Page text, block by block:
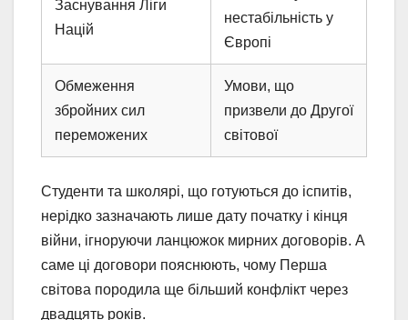
Заснування Ліги
Націй
нестабільність у
Європі
Обмеження
збройних сил
переможених
Умови, що
призвели до Другої
світової
Студенти та школярі, що готуються до іспитів,
нерідко зазначають лише дату початку і кінця
війни, ігноруючи ланцюжок мирних договорів. А
саме ці договори пояснюють, чому Перша
світова породила ще більший конфлікт через
двадцять років.